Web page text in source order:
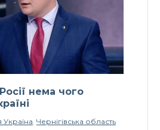
нема чого
Україна Чернігівська область